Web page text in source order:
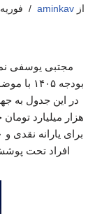
از aminkav فوریه 19, 2026
بودجه
افراد تحت